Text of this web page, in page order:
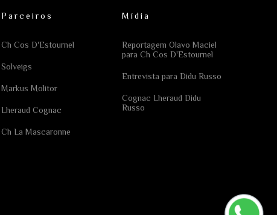
Parceiros
Ch Cos D'Estournel
Solveigs
Markus Molitor
Lheraud Cognac
Ch La Mascaronne
Mídia
Reportagem Olavo Maciel
para Ch Cos D'Estournel
Entrevista para Didu Russo
Cognac Lheraud Didu
Russo